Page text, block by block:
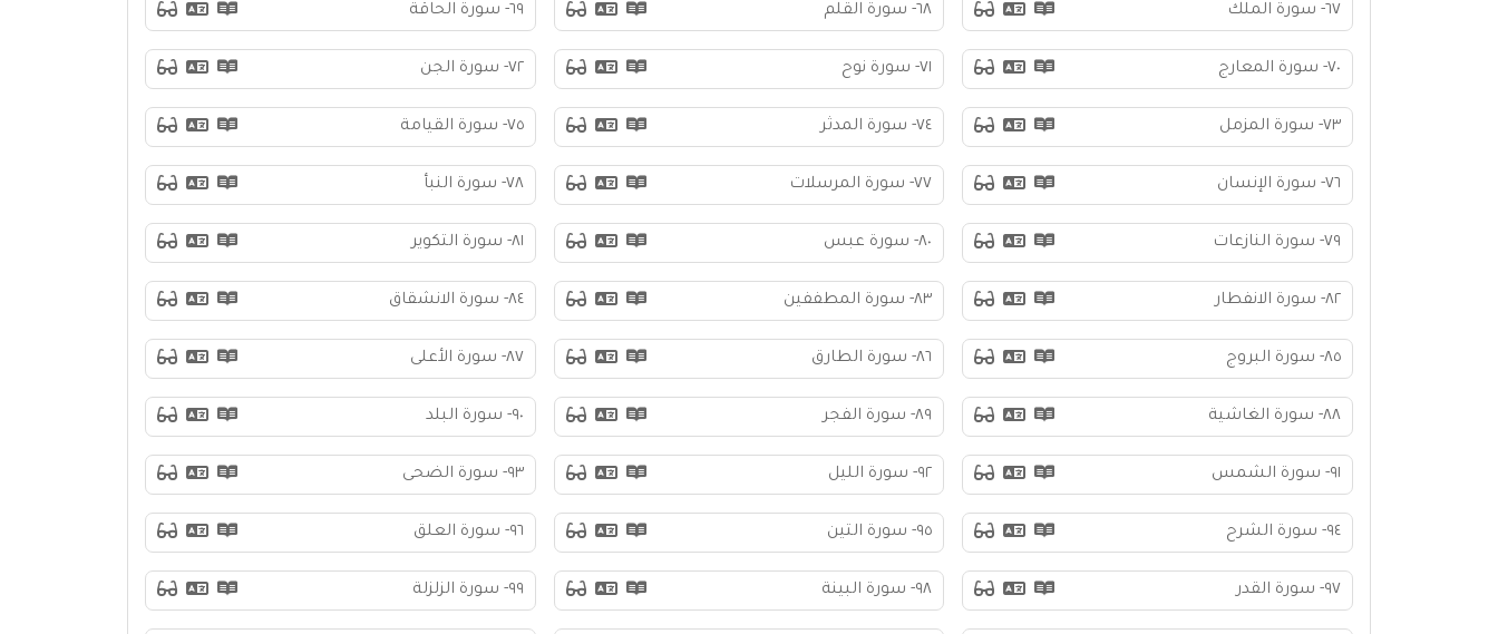
٦٧- سورة الملك ٦٨- سورة القلم ٦٩- سورة الحاقة
٧٠- سورة المعارج ٧١- سورة نوح ٧٢- سورة الجن
٧٣- سورة المزمل ٧٤- سورة المدثر ٧٥- سورة القيامة
٧٦- سورة الإنسان ٧٧- سورة المرسلات ٧٨- سورة النبأ
٧٩- سورة النازعات ٨٠- سورة عبس ٨١- سورة التكوير
٨٢- سورة الانفطار ٨٣- سورة المطففين ٨٤- سورة الانشقاق
٨٥- سورة البروج ٨٦- سورة الطارق ٨٧- سورة الأعلى
٨٨- سورة الغاشية ٨٩- سورة الفجر ٩٠- سورة البلد
٩١- سورة الشمس ٩٢- سورة الليل ٩٣- سورة الضحى
٩٤- سورة الشرح ٩٥- سورة التين ٩٦- سورة العلق
٩٧- سورة القدر ٩٨- سورة البينة ٩٩- سورة الزلزلة